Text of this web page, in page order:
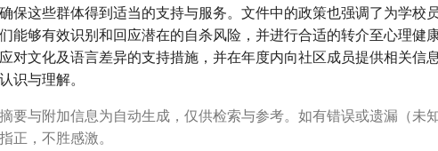
保这些群体得到适当的支持与服务。文件中的政策也强调了为学校
能够有效识别和回应潜在的自杀风险，并进行合适的转介至心理健
对文化及语言差异的支持措施，并在年度内向社区成员提供相关信
识与理解。
摘要与附加信息为自动生成，仅供检索与参考。如有错误或遗漏（未
指正，不胜感激。